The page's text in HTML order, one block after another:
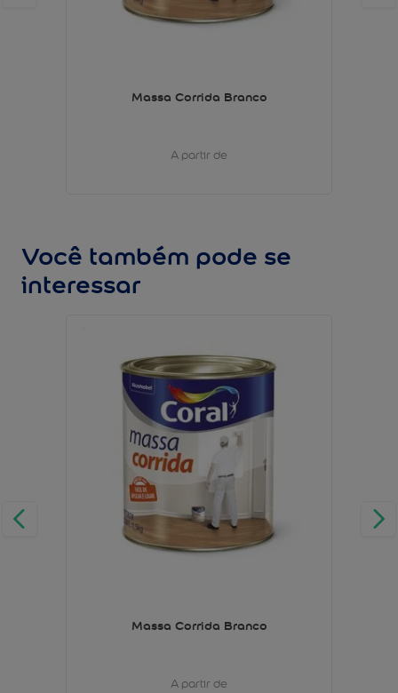
Massa Corrida Branco
A partir de
Você também pode se
interessar
Massa Corrida Branco
A partir de